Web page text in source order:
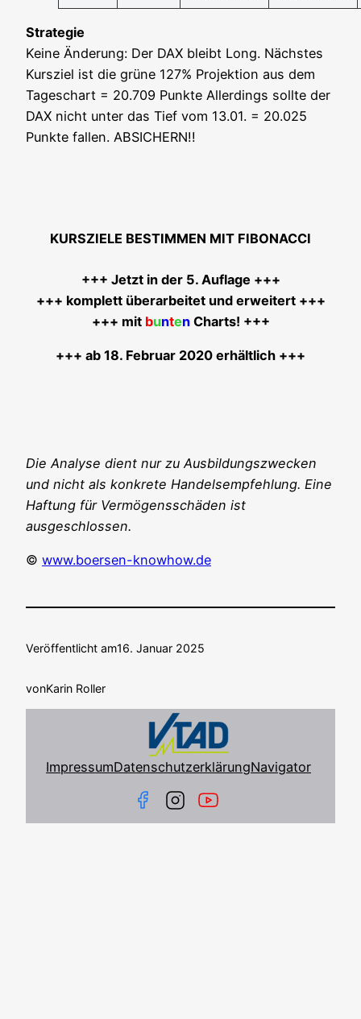
Stra­te­gie
Kei­ne Ände­rung: Der DAX bleibt Long. Nächs­tes
Kurs­ziel ist die grü­ne 127% Pro­jek­ti­on aus dem
Tages­chart = 20.709 Punk­te Aller­dings soll­te der
DAX nicht unter das Tief vom 13.01. = 20.025
Punk­te fal­len. ABSICHERN!!
KURSZIELE BESTIMMEN MIT FIBONACCI
+++ Jetzt in der 5. Auf­la­ge +++
+++ kom­plett über­ar­bei­tet und erwei­tert +++
+++ mit buntenCharts! +++
+++ ab 18. Febru­ar 2020 erhältlich +++
Die Ana­ly­se dient nur zu Aus­bil­dungs­zwe­cken
und nicht als kon­kre­te Han­dels­emp­feh­lung. Eine
Haf­tung für Ver­mö­gens­schä­den ist
ausgeschlossen.
© www.boersen-knowhow.de
Veröffentlicht am16. Januar 2025
vonKarin Roller
ImpressumDatenschutzerklärungNavigator